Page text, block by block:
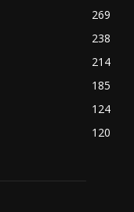
269
238
214
185
124
120